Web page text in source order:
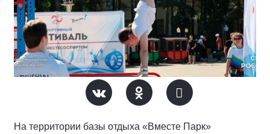
На территории базы отдыха «Вместе Парк»